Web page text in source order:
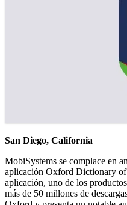
San Diego, California
MobiSystems se complace en
aplicación Oxford Dictionary
aplicación, uno de los
más de 50 millones de